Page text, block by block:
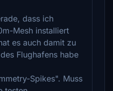
dass ich
Mesh installiert
es auch damit zu
Flughafens habe
Spikes". Muss